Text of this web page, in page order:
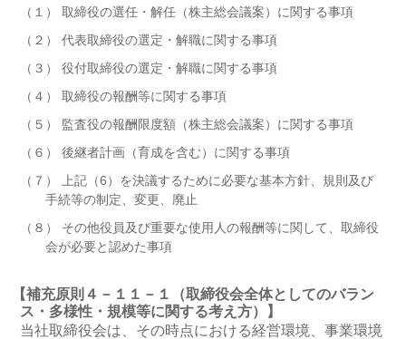
（１） 取締役の選任・解任（株主総会議案）に関する事項
（２） 代表取締役の選定・解職に関する事項
（３） 役付取締役の選定・解職に関する事項
（４） 取締役の報酬等に関する事項
（５） 監査役の報酬限度額（株主総会議案）に関する事項
（６） 後継者計画（育成を含む）に関する事項
（７） 上記（6）を決議するために必要な基本方針、規則及び
手続等の制定、変更、廃止
（８） その他役員及び重要な使用人の報酬等に関して、取締役
会が必要と認めた事項
【補充原則４－１１－１（取締役会全体としてのバラン
ス・多様性・規模等に関する考え方）】
当社取締役会は、その時点における経営環境、事業環境